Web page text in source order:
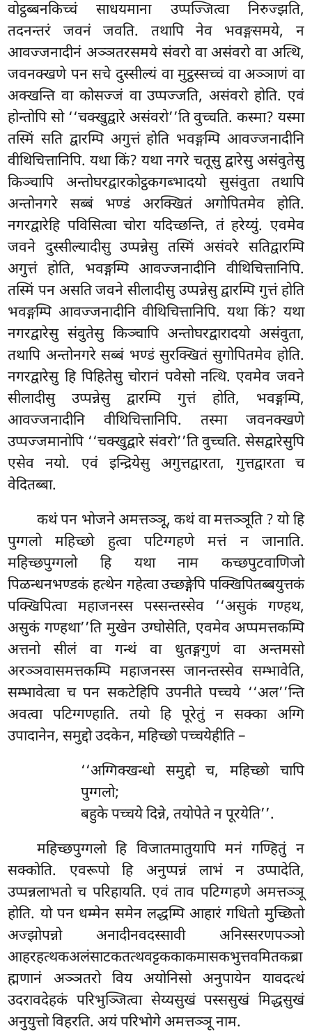
वोट्ठब्बनकिच्चं साधयमाना उप्पज्जित्वा निरुज्झति,
तदनन्तरं जवनं जवति. तथापि नेव भवङ्गसमये, न
आवज्जनादीनं अञ्ञतरसमये संवरो वा असंवरो वा अत्थि,
जवनक्खणे पन सचे दुस्सील्यं वा मुट्ठस्सच्चं वा अञ्ञाणं वा
अक्खन्ति वा कोसज्जं वा उप्पज्जति, असंवरो होति. एवं
होन्तोपि सो ‘‘चक्खुद्वारे असंवरो’’ति वुच्चति. कस्मा? यस्मा
तस्मिं सति द्वारम्पि अगुत्तं होति भवङ्गम्पि आवज्जनादीनि
वीथिचित्तानिपि. यथा किं? यथा नगरे चतूसु द्वारेसु असंवुतेसु
किञ्चापि अन्तोघरद्वारकोट्ठकगब्भादयो सुसंवुता तथापि
अन्तोनगरे सब्बं भण्डं अरक्खितं अगोपितमेव होति.
नगरद्वारेहि पविसित्वा चोरा यदिच्छन्ति, तं हरेय्युं. एवमेव
जवने दुस्सील्यादीसु उप्पन्नेसु तस्मिं असंवरे सतिद्वारम्पि
अगुत्तं होति, भवङ्गम्पि आवज्जनादीनि वीथिचित्तानिपि.
तस्मिं पन असति जवने सीलादीसु उप्पन्नेसु द्वारम्पि गुत्तं होति
भवङ्गम्पि आवज्जनादीनि वीथिचित्तानिपि. यथा किं? यथा
नगरद्वारेसु संवुतेसु किञ्चापि अन्तोघरद्वारादयो असंवुता,
तथापि अन्तोनगरे सब्बं भण्डं सुरक्खितं सुगोपितमेव होति.
नगरद्वारेसु हि पिहितेसु चोरानं पवेसो नत्थि. एवमेव जवने
सीलादीसु उप्पन्नेसु द्वारम्पि गुत्तं होति, भवङ्गम्पि,
आवज्जनादीनि वीथिचित्तानिपि. तस्मा जवनक्खणे
उप्पज्जमानोपि ‘‘चक्खुद्वारे संवरो’’ति वुच्चति. सेसद्वारेसुपि
एसेव नयो. एवं इन्द्रियेसु अगुत्तद्वारता, गुत्तद्वारता च
वेदितब्बा.
कथं पन भोजने अमत्तञ्ञू, कथं वा मत्तञ्ञूति? यो हि
पुग्गलो महिच्छो हुत्वा पटिग्गहणे मत्तं न जानाति.
महिच्छपुग्गलो हि यथा नाम कच्छपुटवाणिजो
पिळन्धनभण्डकं हत्थेन गहेत्वा उच्छङ्गेपि पक्खिपितब्बयुत्तकं
पक्खिपित्वा महाजनस्स पस्सन्तस्सेव ‘‘असुकं गण्हथ,
असुकं गण्हथा’’ति मुखेन उग्घोसेति, एवमेव अप्पमत्तकम्पि
अत्तनो सीलं वा गन्थं वा धुतङ्गगुणं वा अन्तमसो
अरञ्ञवासमत्तकम्पि महाजनस्स जानन्तस्सेव सम्भावेति,
सम्भावेत्वा च पन सकटेहिपि उपनीते पच्चये ‘‘अल’’न्ति
अवत्वा पटिग्गण्हाति. तयो हि पूरेतुं न सक्का अग्गि
उपादानेन, समुद्दो उदकेन, महिच्छो पच्चयेहीति –
‘‘अग्गिक्खन्धो समुद्दो च, महिच्छो चापि
पुग्गलो;
बहुके पच्चये दिन्ने, तयोपेते न पूरयेति’’.
महिच्छपुग्गलोहि विजातमातुयापि मनं गण्हितुं न
सक्कोति. एवरूपो हि अनुप्पन्नं लाभं न उप्पादेति,
उप्पन्नलाभतो च परिहायति. एवं ताव पटिग्गहणे अमत्तञ्ञू
होति. यो पन धम्मेन समेन लद्धम्पि आहारं गधितो मुच्छितो
अज्झोपन्नो अनादीनवदस्सावी अनिस्सरणपञ्ञो
आहरहत्थकअलंसाटकतत्थवट्टककाकमासकभुत्तवमितकब्रा
ह्मणानं अञ्ञतरो विय अयोनिसो अनुपायेन यावदत्थं
उदरावदेहकं परिभुञ्जित्वा सेय्यसुखं पस्ससुखं मिद्धसुखं
अनुयुत्तो विहरति. अयं परिभोगे अमत्तञ्ञू नाम.